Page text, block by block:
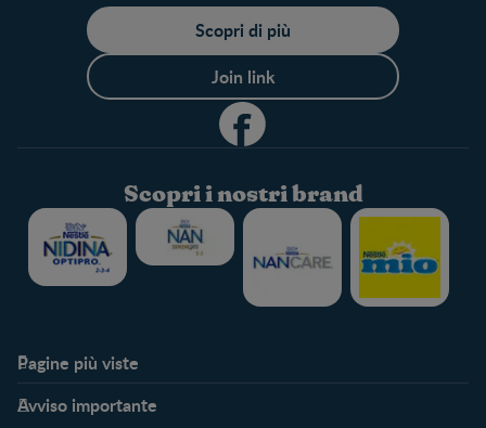
Scopri di più
Join link
Scopri i nostri brand
Pagine più viste​
My Expert
Avviso importante